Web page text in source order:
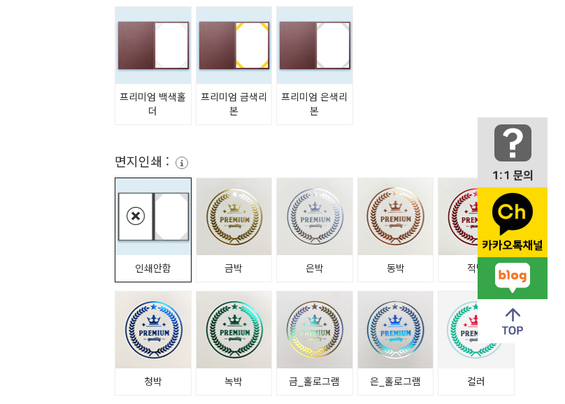
프리미엄 백색홀
더
프리미엄 금색리
본
프리미엄 은색리
본
면지인쇄 :
인쇄안함 금박 은박 동박 적박
청박 녹박 금_홀로그램 은_홀로그램 컬러